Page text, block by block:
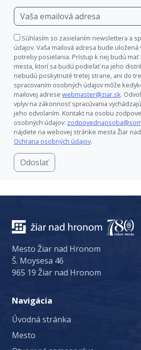
Súhlasím so zasielaním newslettera a
údajov. Vaša mailová adresa bude
potreby posielania. Prístup k nej budú mať
mesta, ktorí sa budú podieľať na jeho
nebudú poskytnuté tretej strane, ani do
spracovaním osobných údajov môže
mailovej adrese webmaster@ziar.sk.
vplyv na zákonnosť spracúvania
jeho odvolaním. Kontakt na osobu
osobných údajov:
nájdete na webovej stránke mesta Žiar
Ochrana osobných údajov.
Odoslať
Mesto Žiar nad Hronom
Š. Moysesa 46
965 19 Žiar nad Hronom
Navigácia
Úvodná stránka
Mesto